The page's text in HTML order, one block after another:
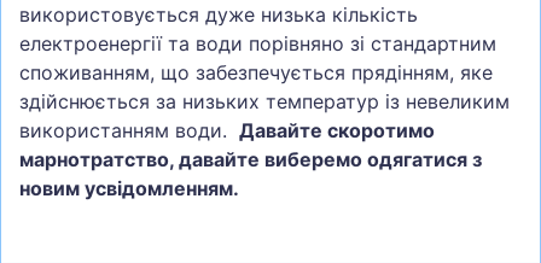
використовується дуже низька кількість
електроенергії та води порівняно зі стандартним
споживанням, що забезпечується прядінням, яке
здійснюється за низьких температур із невеликим
використанням води. Давайте скоротимо
марнотратство, давайте виберемо одягатися з
новим усвідомленням.